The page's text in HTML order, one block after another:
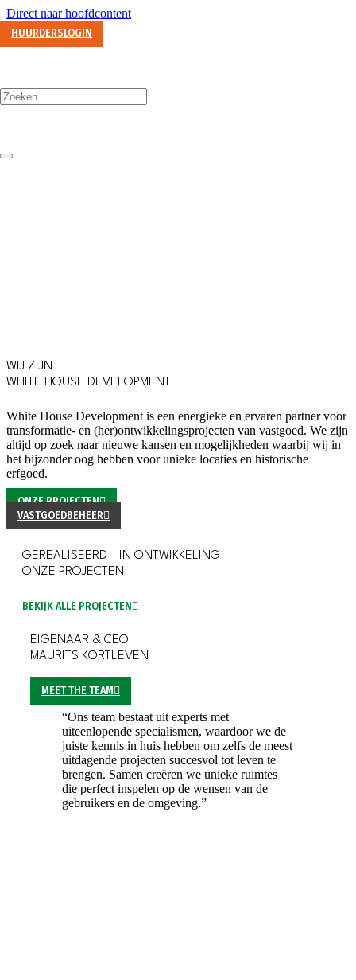
Direct naar hoofdcontent
HUURDERSLOGIN
WIJ ZIJN
WHITE HOUSE DEVELOPMENT
White House Development is een energieke en ervaren partner voor
transformatie- en (her)ontwikkelingsprojecten van vastgoed. We zijn
altijd op zoek naar nieuwe kansen en mogelijkheden waarbij wij in
het bijzonder oog hebben voor unieke locaties en historische
erfgoed.
ONZE PROJECTEN
VASTGOEDBEHEER
GEREALISEERD – IN ONTWIKKELING
ONZE PROJECTEN
BEKIJK ALLE PROJECTEN
EIGENAAR & CEO
MAURITS KORTLEVEN
MEET THE TEAM
“Ons team bestaat uit experts met
uiteenlopende specialismen, waardoor we de
juiste kennis in huis hebben om zelfs de meest
uitdagende projecten succesvol tot leven te
brengen. Samen creëren we unieke ruimtes
die perfect inspelen op de wensen van de
gebruikers en de omgeving.”